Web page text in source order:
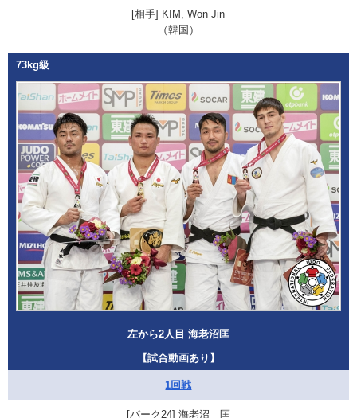
KIM, Won Jin
（韓国）
73kg級
左から2人目 海老沼匡
【試合動画あり】
1回戦
海老沼 匡